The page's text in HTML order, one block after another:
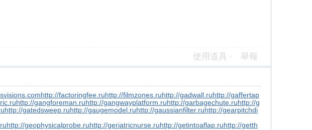
使用道具 舉報
http://factoringfee.ruhttp://filmzones.ruhttp://gadwall.ruhttp://gaffertap
http://gangforeman.ruhttp://gangwayplatform.ruhttp://garbagechute.ruhttp://g
http://gatedsweep.ruhttp://gaugemodel.ruhttp://gaussianfilter.ruhttp://gearpitchdi
http://geophysicalprobe.ruhttp://geriatricnurse.ruhttp://getintoaflap.ruhttp://getth